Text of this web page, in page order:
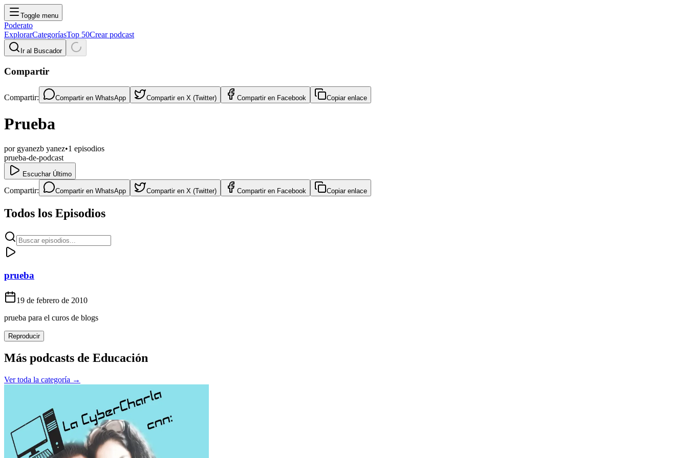
Toggle menu
Poderato
ExplorarCategoríasTop 50Crear podcast
Ir al Buscador
Compartir
Compartir: Compartir en WhatsApp Compartir en X (Twitter) Compartir en Facebook Copiar enlace
Prueba
por gyanezb yanez•1 episodios
prueba-de-podcast
Escuchar Último
Compartir: Compartir en WhatsApp Compartir en X (Twitter) Compartir en Facebook Copiar enlace
Todos los Episodios
prueba
19 de febrero de 2010
prueba para el curos de blogs
Reproducir
Más podcasts de Educación
Ver toda la categoría →